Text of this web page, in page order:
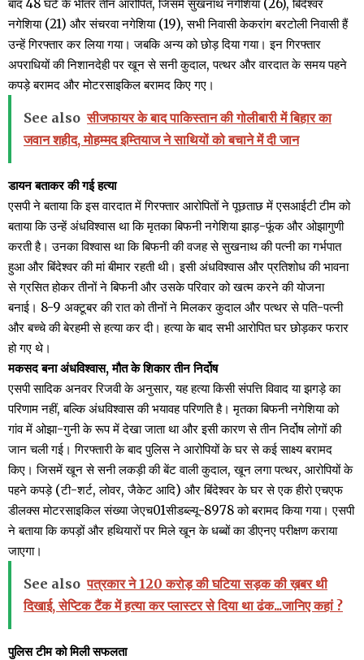
बाद 48 घंटे के भीतर तीन आरोपित, जिसमें सुखनाथ नगेशिया (26), बिंदेश्वर
नगेशिया (21) और संचरवा नगेशिया (19), सभी निवासी केकरांग बरटोली निवासी हैं
उन्हें गिरफ्तार कर लिया गया। जबकि अन्य को छोड़ दिया गया। इन गिरफ्तार
अपराधियों की निशानदेही पर खून से सनी कुदाल, पत्थर और वारदात के समय पहने
कपड़े बरामद और मोटरसाइकिल बरामद किए गए।
See also सीजफायर के बाद पाकिस्तान की गोलीबारी में बिहार का
जवान शहीद, मोहम्मद इम्तियाज ने साथियों को बचाने में दी जान
डायन बताकर की गई हत्या
एसपी ने बताया कि इस वारदात में गिरफ्तार आरोपितों ने पूछताछ में एसआईटी टीम को
बताया कि उन्हें अंधविश्वास था कि मृतका बिफनी नगेशिया झाड़-फूंक और ओझागुणी
करती है। उनका विश्वास था कि बिफनी की वजह से सुखनाथ की पत्नी का गर्भपात
हुआ और बिंदेश्वर की मां बीमार रहती थी। इसी अंधविश्वास और प्रतिशोध की भावना
से ग्रसित होकर तीनों ने बिफनी और उसके परिवार को खत्म करने की योजना
बनाई। 8-9 अक्टूबर की रात को तीनों ने मिलकर कुदाल और पत्थर से पति-पत्नी
और बच्चे की बेरहमी से हत्या कर दी। हत्या के बाद सभी आरोपित घर छोड़कर फरार
हो गए थे।
मकसद बना अंधविश्वास, मौत के शिकार तीन निर्दोष
एसपी सादिक अनवर रिजवी के अनुसार, यह हत्या किसी संपत्ति विवाद या झगड़े का
परिणाम नहीं, बल्कि अंधविश्वास की भयावह परिणति है। मृतका बिफनी नगेशिया को
गांव में ओझा-गुनी के रूप में देखा जाता था और इसी कारण से तीन निर्दोष लोगों की
जान चली गई। गिरफ्तारी के बाद पुलिस ने आरोपियों के घर से कई साक्ष्य बरामद
किए। जिसमें खून से सनी लकड़ी की बेंट वाली कुदाल, खून लगा पत्थर, आरोपियों के
पहने कपड़े (टी-शर्ट, लोवर, जैकेट आदि) और बिंदेश्वर के घर से एक हीरो एचएफ
डीलक्स मोटरसाइकिल संख्या जेएच01सीडब्ल्यू-8978 को बरामद किया गया। एसपी
ने बताया कि कपड़ों और हथियारों पर मिले खून के धब्बों का डीएनए परीक्षण कराया
जाएगा।
See also पत्रकार ने 120 करोड़ की घटिया सड़क की ख़बर थी
दिखाई, सेप्टिक टैंक में हत्या कर प्लास्टर से दिया था ढंक...जानिए कहां ?
पुलिस टीम को मिली सफलता